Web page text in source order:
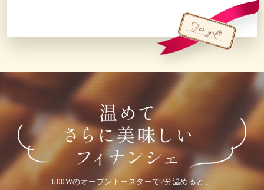
600Wのオーブントースターで2分温めると、